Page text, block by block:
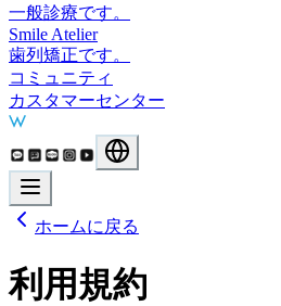
一般診療です。
Smile Atelier
歯列矯正です。
コミュニティ
カスタマーセンター
ホームに戻る
利用規約